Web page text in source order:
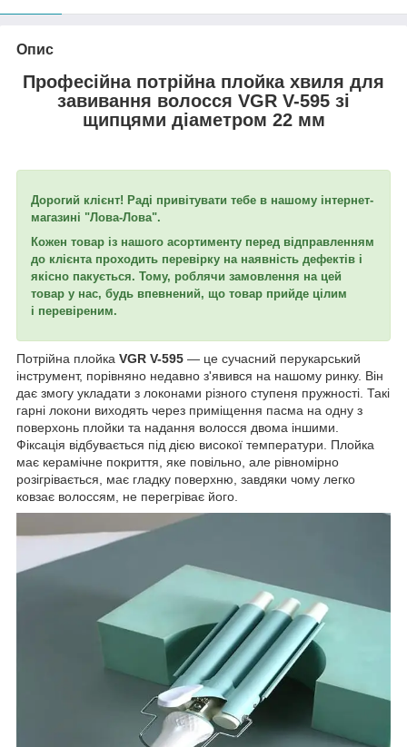
Опис
Професійна потрійна плойка хвиля для
завивання волосся VGR V-595 зі
щипцями діаметром 22 мм
Дорогий клієнт! Раді привітувати тебе в нашому інтернет-
магазині "Лова-Лова".
Кожен товар із нашого асортименту перед відправленням
до клієнта проходить перевірку на наявність дефектів і
якісно пакується. Тому, роблячи замовлення на цей
товар у нас, будь впевнений, що товар прийде цілим
і перевіреним.
Потрійна плойка VGR V-595 — це сучасний перукарський
інструмент, порівняно недавно з'явився на нашому ринку. Він
дає змогу укладати з локонами різного ступеня пружності. Такі
гарні локони виходять через приміщення пасма на одну з
поверхонь плойки та надання волосся двома іншими.
Фіксація відбувається під дією високої температури. Плойка
має керамічне покриття, яке повільно, але рівномірно
розігрівається, має гладку поверхню, завдяки чому легко
ковзає волоссям, не перегріває його.